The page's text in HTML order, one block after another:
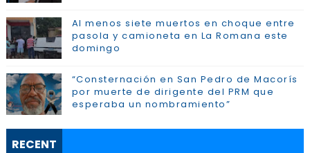
Al menos siete muertos en choque entre
pasola y camioneta en La Romana este
domingo
“Consternación en San Pedro de Macorís
por muerte de dirigente del PRM que
esperaba un nombramiento”
RECENT